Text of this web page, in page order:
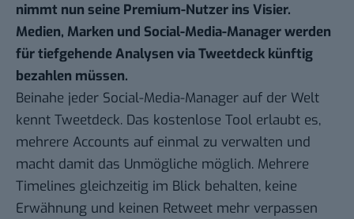
nimmt nun seine Premium-Nutzer ins Visier.
Medien, Marken und Social-Media-Manager werden
für tiefgehende Analysen via Tweetdeck künftig
bezahlen müssen.
Beinahe jeder Social-Media-Manager auf der Welt
kennt Tweetdeck. Das kostenlose Tool erlaubt es,
mehrere Accounts auf einmal zu verwalten und
macht damit das Unmögliche möglich. Mehrere
Timelines gleichzeitig im Blick behalten, keine
Erwähnung und keinen Retweet mehr verpassen